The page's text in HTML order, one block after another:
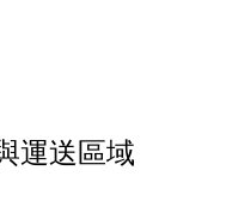
運送區域